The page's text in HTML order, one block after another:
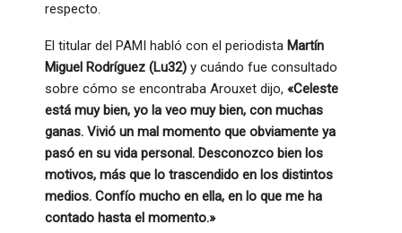
respecto.
El titular del PAMI habló con el periodista Martín
Miguel Rodríguez (Lu32) y cuándo fue consultado
sobre cómo se encontraba Arouxet dijo, «Celeste
está muy bien, yo la veo muy bien, con muchas
ganas. Vivió un mal momento que obviamente ya
pasó en su vida personal. Desconozco bien los
motivos, más que lo trascendido en los distintos
medios. Confío mucho en ella, en lo que me ha
contado hasta el momento.»